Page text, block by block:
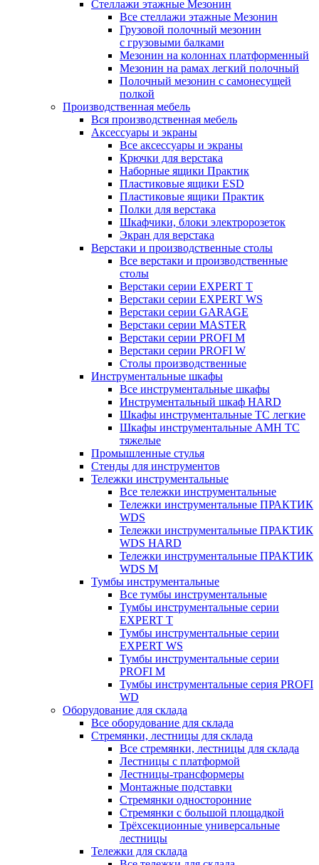
Стеллажи этажные Мезонин
Все стеллажи этажные Мезонин
Грузовой полочный мезонин
с грузовыми балками
Мезонин на колоннах платформенный
Мезонин на рамах легкий полочный
Полочный мезонин с самонесущей
полкой
Производственная мебель
Вся производственная мебель
Аксессуары и экраны
Все аксессуары и экраны
Крючки для верстака
Наборные ящики Практик
Пластиковые ящики ESD
Пластиковые ящики Практик
Полки для верстака
Шкафчики, блоки электророзеток
Экран для верстака
Верстаки и производственные столы
Все верстаки и производственные
столы
Верстаки серии EXPERT T
Верстаки серии EXPERT WS
Верстаки серии GARAGE
Верстаки серии MASTER
Верстаки серии PROFI M
Верстаки серии PROFI W
Столы производственные
Инструментальные шкафы
Все инструментальные шкафы
Инструментальный шкаф HARD
Шкафы инструментальные ТС легкие
Шкафы инструментальные AMH TC
тяжелые
Промышленные стулья
Стенды для инструментов
Тележки инструментальные
Все тележки инструментальные
Тележки инструментальные ПРАКТИК
WDS
Тележки инструментальные ПРАКТИК
WDS HARD
Тележки инструментальные ПРАКТИК
WDS M
Тумбы инструментальные
Все тумбы инструментальные
Тумбы инструментальные серии
EXPERT T
Тумбы инструментальные серии
EXPERT WS
Тумбы инструментальные серии
PROFI M
Тумбы инструментальные серия PROFI
WD
Оборудование для склада
Все оборудование для склада
Стремянки, лестницы для склада
Все стремянки, лестницы для склада
Лестницы с платформой
Лестницы-трансформеры
Монтажные подставки
Стремянки односторонние
Стремянки с большой площадкой
Трёхсекционные универсальные
лестницы
Тележки для склада